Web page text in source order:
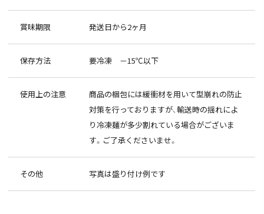
賞味期限 発送日から2ヶ月
保存方法 要冷凍 －15℃以下
使用上の注意
商品の梱包には緩衝材を用いて型崩れの防止
対策を行っておりますが、輸送時の揺れによ
り冷凍麺が多少割れている場合がございま
す。ご了承くださいませ。
その他 写真は盛り付け例です